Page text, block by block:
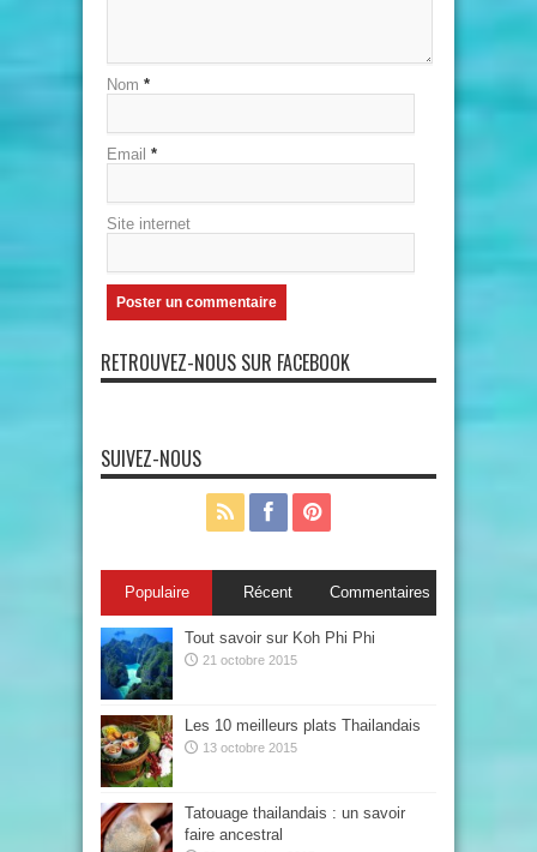
Nom *
Email *
Site internet
RETROUVEZ-NOUS SUR FACEBOOK
SUIVEZ-NOUS
Populaire Récent Commentaires
Tout savoir sur Koh Phi Phi
21 octobre 2015
Les 10 meilleurs plats Thailandais
13 octobre 2015
Tatouage thailandais : un savoir
faire ancestral